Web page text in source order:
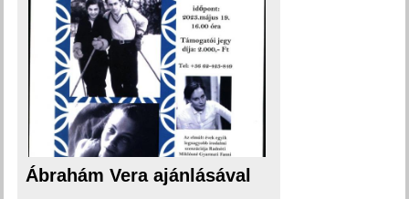
Ábrahám Vera ajánlásával